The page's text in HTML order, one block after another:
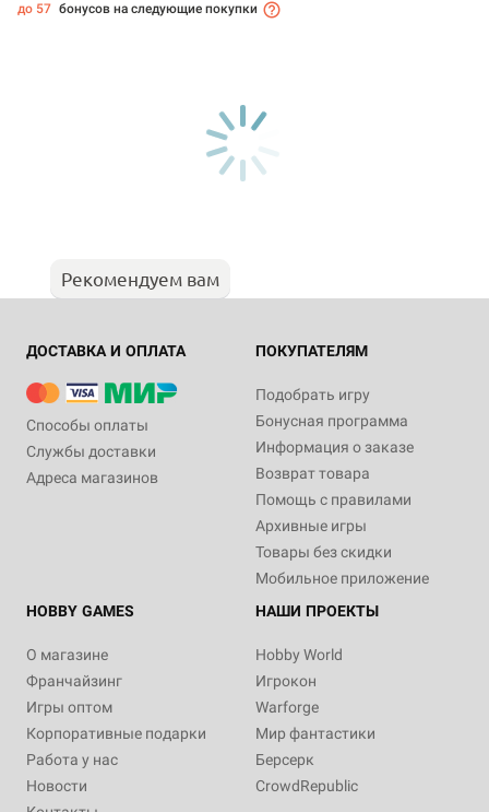
до 57 бонусов на следующие покупки
Рекомендуем вам
ДОСТАВКА И ОПЛАТА
Способы оплаты
Службы доставки
Адреса магазинов
ПОКУПАТЕЛЯМ
Подобрать игру
Бонусная программа
Информация о заказе
Возврат товара
Помощь с правилами
Архивные игры
Товары без скидки
Мобильное приложение
HOBBY GAMES
О магазине
Франчайзинг
Игры оптом
Корпоративные подарки
Работа у нас
Новости
НАШИ ПРОЕКТЫ
Hobby World
Игрокон
Warforge
Мир фантастики
Берсерк
CrowdRepublic